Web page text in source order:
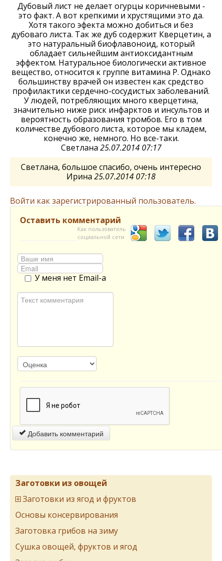
Дубовый лист не делает огурцы коричневыми -
это факт. А вот крепкими и хрустящими это да.
Хотя такого эфекта можно добиться и без
дубоваго листа. Так же дуб содержит Кверцетин, а
это натуральный биофлавоноид, который
обладает сильнейшим антиоксидантным
эффектом. Натуральное биологически активное
вещество, относится к группе витамина Р. Однако
большинству врачей он известен как средство
профилактики сердечно-сосудистых заболеваний.
У людей, потребляющих много кверцетина,
значительно ниже риск инфарктов и инсультов и
вероятность образования тромбов. Его в том
количестве дубового листа, которое мы кладем,
конечно же, немного. Но все-таки.
Светлана 25.07.2014 07:17
Светлана, большое спасибо, очень интересно
Ирина 25.07.2014 07:18
Войти как зарегистрированный пользователь.
Оставить комментарий
Как пользователь
социальной сети
У меня нет Email-а
Добавить комментарий
Заготовки из овощей
Заготовки из ягод и фруктов
Основы консервирования
Заготовка грибов на зиму
Сушка овощей, фруктов и ягод